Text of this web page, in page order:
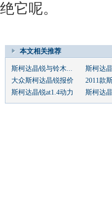
绝它呢。
本文相关推荐
斯柯达晶锐与铃木... 斯柯达
大众斯柯达晶锐报价
2011款
斯柯达晶锐at1.4动力
斯柯达